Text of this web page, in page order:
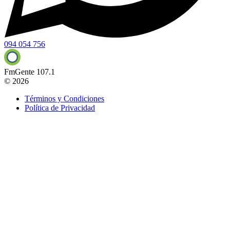
094 054 756
FmGente 107.1
© 2026
Términos y Condiciones
Política de Privacidad